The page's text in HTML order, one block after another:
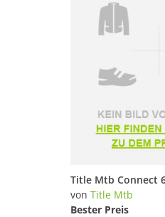
von Title Mtb
Bester Preis